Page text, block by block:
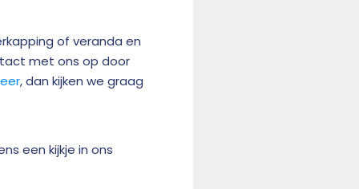
of veranda en
met ons op door
, dan kijken we graag
een kijkje in ons